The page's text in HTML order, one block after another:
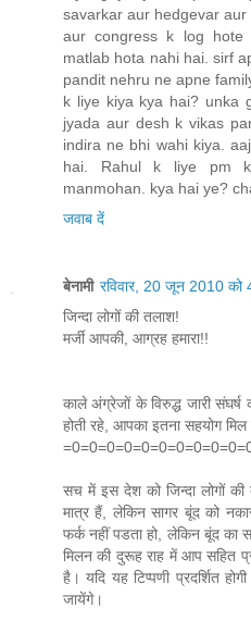
savarkar aur hedgevar
aur congress k log hote
matlab hota nahi hai. sirf
pandit nehru ne apne
k liye kiya kya hai? unka
jyada aur desh k vikas
indira ne bhi wahi kiya.
hai. Rahul k liye pm
manmohan. kya hai ye?
जवाब दें
बेनामी रविवार, 20 जून 2010
जिन्दा लोगों की तलाश!
मर्जी आपकी, आग्रह हमारा!!
काले अंग्रेजों के विरुद्ध जारी संघर्ष
होती रहे, आपका इतना सहयोग मिल
सच में इस देश को जिन्दा लोगों
मात्र हैं, लेकिन सागर बूंद को
फर्क नहीं पडता हो, लेकिन बूंद का
मिलन की दुरूह राह में आप सहित
है। यदि यह टिप्पणी प्रदर्शित
जायेंगे।